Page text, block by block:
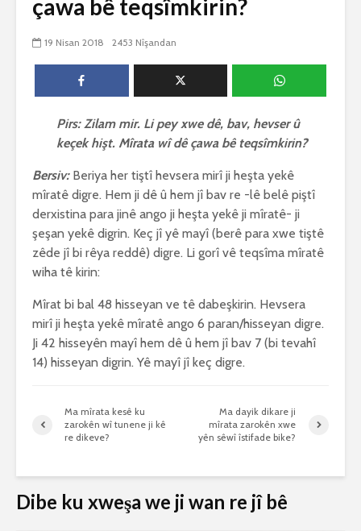
çawa bê teqsîmkirin?
19 Nisan 2018 2453 Nîşandan
Pirs: Zilam mir. Li pey xwe dê, bav, hevser û
keçek hişt. Mîrata wî dê çawa bê teqsîmkirin?
Bersiv:Beriya her tiştî hevsera mirî ji heşta yekê
mîratê digre. Hem ji dê û hem jî bav re -lê belê piştî
derxistina para jinê ango ji heşta yekê ji mîratê- ji
şeşan yekê digrin. Keç jî yê mayî (berê para xwe tiştê
zêde jî bi rêya reddê) digre. Li gorî vê teqsîma mîratê
wiha tê kirin:
Mîrat bi bal 48 hisseyan ve tê dabeşkirin. Hevsera
mirî ji heşta yekê mîratê ango 6 paran/hisseyan digre.
Ji 42 hisseyên mayî hem dê û hem jî bav 7 (bi tevahî
14) hisseyan digrin. Yê mayî jî keç digre.
Ma mîrata kesê ku
zarokên wî tunene ji kê
re dikeve?
Ma dayik dikare ji
mîrata zarokên xwe
yên sêwî îstifade bike?
Dibe ku xweşa we ji wan re jî bê
2553 Nîşandan
Him kişandina
cigareyê him jî
xwarinên birûn ji bo
tendirustiya
Gelo hukmê li ser
her duyan wek hev
27 Ekim 2021
3075 Nîşandan
teqez